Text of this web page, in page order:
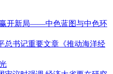
开新局——中色蓝图与中色环
总书记重要文章《推动海洋经